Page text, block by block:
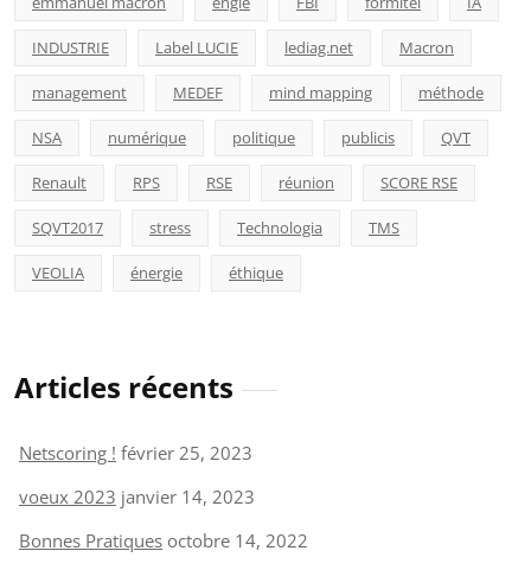
INDUSTRIE Label LUCIE lediag.net Macron
management MEDEF mind mapping méthode
NSA numérique politique publicis QVT
Renault RPS RSE réunion SCORE RSE
SQVT2017 stress Technologia TMS
VEOLIA énergie éthique
Articles récents
Netscoring ! février 25, 2023
voeux 2023 janvier 14, 2023
Bonnes Pratiques octobre 14, 2022